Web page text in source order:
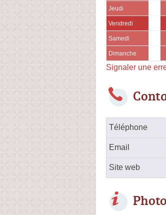
Jeudi
Vendredi
Samedi
Dimanche
Signaler une
Téléphone
Email
Site web
Photo